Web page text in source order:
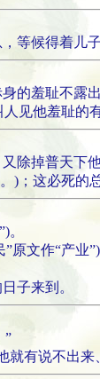
等候得着儿
的羞耻不露
见他羞耻的
除掉普天下
)；这必死的
。
文作“产业
子来到。
”
有说不出来